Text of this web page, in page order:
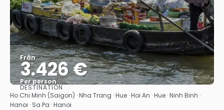
Från
3.426 €
Per person
Se
DESTINATION
Ho Chi Minh (Saigon) · Nha Trang · Hue · Hoi An · Hue · Ninh Binh ·
Hanoi · Sa Pa · Hanoi